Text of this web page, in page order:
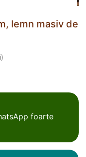
lemn masiv de
foarte